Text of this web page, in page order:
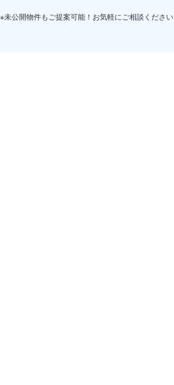
※未公開物件もご提案可能！お気軽にご相談くださ